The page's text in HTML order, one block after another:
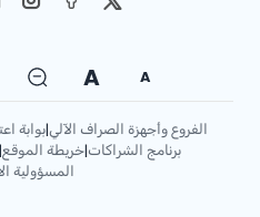
A
A
الفروع وأجهزة الصراف الآلي|بوابة
برنامج الشراكات|خريطة الموقع|
المسؤولية